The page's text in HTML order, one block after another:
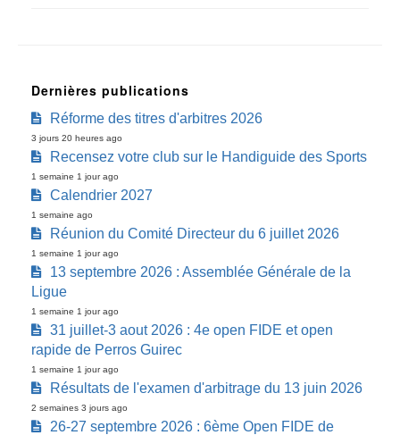
Dernières publications
Réforme des titres d'arbitres 2026
3 jours 20 heures ago
Recensez votre club sur le Handiguide des Sports
1 semaine 1 jour ago
Calendrier 2027
1 semaine ago
Réunion du Comité Directeur du 6 juillet 2026
1 semaine 1 jour ago
13 septembre 2026 : Assemblée Générale de la
Ligue
1 semaine 1 jour ago
31 juillet-3 aout 2026 : 4e open FIDE et open
rapide de Perros Guirec
1 semaine 1 jour ago
Résultats de l'examen d'arbitrage du 13 juin 2026
2 semaines 3 jours ago
26-27 septembre 2026 : 6ème Open FIDE de